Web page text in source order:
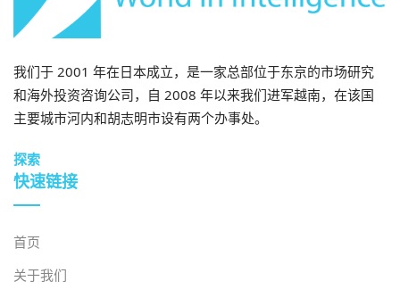
而应专注于解决生态系统中的关键缺口。具体来说：
络；
- 第二，,运营“辐条”设施来生产黑料——一个资本高效的
切入点；
- 第三，,专注于二次生命应用，通过测试、分类和重新利
建立联盟
我们于 2001 年在日本成立，是一家总部位于东京的市场研究
和海外投资咨询公司，自 2008 年以来我们进军越南，在该国
主要城市河内和胡志明市设有两个办事处。
探索
快速链接
首页
关于我们